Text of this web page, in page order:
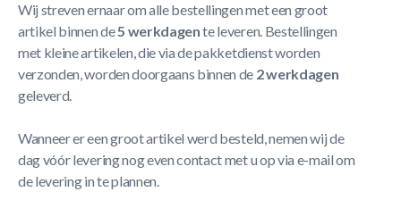
Wij streven ernaar om alle bestellingen met een groot
artikel binnen de5 werkdagente leveren. Bestellingen
met kleine artikelen, die via de pakketdienst worden
verzonden, worden doorgaans binnen de 2 werkdagen
geleverd.
Wanneer er een groot artikel werd besteld, nemen wij de
dag vóór levering nog even contact met u op via e-mail om
de levering in te plannen.